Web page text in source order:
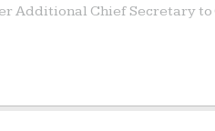
Additional Chief Secretary to